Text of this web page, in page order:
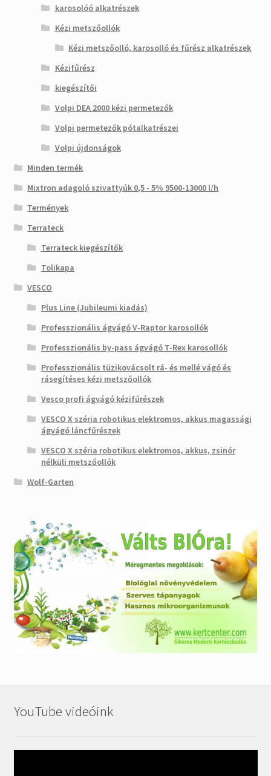
karosolóó alkatrészek
Kézi metszőollók
Kézi metszőolló, karosolló és fűrész alkatrészek
Kézifűrész
kiegészítői
Volpi DEA 2000 kézi permetezők
Volpi permetezők pótalkatrészei
Volpi újdonságok
Minden termék
Mixtron adagoló szivattyúk 0,5 - 5% 9500-13000 l/h
Termények
Terrateck
Terrateck kiegészítők
Tolikapa
VESCO
Plus Line (Jubileumi kiadás)
Professzionális ágvágó V-Raptor karosollók
Professzionális by-pass ágvágó T-Rex karosollók
Professzionális tüzikovácsolt rá- és mellé vágó és
rásegítéses kézi metszőollók
Vesco profi ágvágó kézifűrészek
VESCO X széria robotikus elektromos, akkus magassági
ágvágó láncfűrészek
VESCO X széria robotikus elektromos, akkus, zsinór
nélküli metszőollók
Wolf-Garten
YouTube videóink